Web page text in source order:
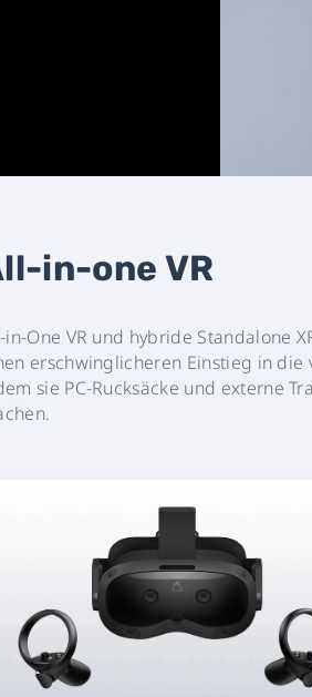
in-one VR
in-One VR und hybride Standalone
erschwinglicheren Einstieg in
sie PC-Rucksäcke und externe